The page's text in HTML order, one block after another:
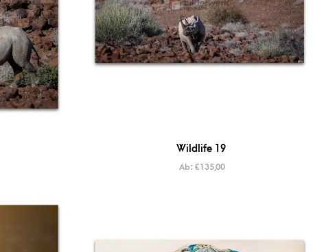
Wildlife 19
Ab:€135,00